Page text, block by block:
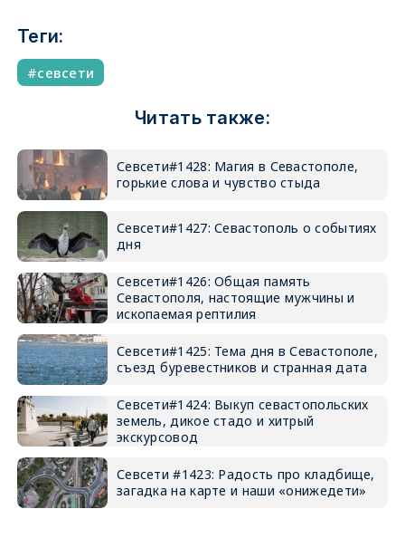
Теги:
севсети
Читать также:
Севсети#1428: Магия в Севастополе,
горькие слова и чувство стыда
Севсети#1427: Севастополь о событиях
дня
Севсети#1426: Общая память
Севастополя, настоящие мужчины и
ископаемая рептилия
Севсети#1425: Тема дня в Севастополе,
съезд буревестников и странная дата
Севсети#1424: Выкуп севастопольских
земель, дикое стадо и хитрый
экскурсовод
Севсети #1423: Радость про кладбище,
загадка на карте и наши «онижедети»